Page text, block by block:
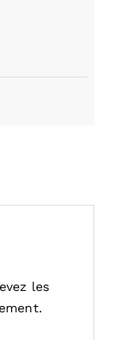
les